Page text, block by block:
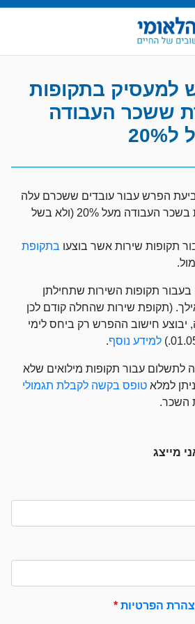
למעסיק בתקופות
ששכר העבודה
הפרש עבור עובדים ששכרם עלה
כתוצאה מעליה מוצדקת בשכר העבודה מעל 20% (ולא בשל
תקופות שירות אשר בוצעו בתקופת
בעבור תקופות השירות שתחילתן
01.05.2025 ואילך. (תקופת שירות שהחלה קודם לכן
יבוצע חישוב ההפרש רק ביחס לימי
למידע נוסף.
לתשלום עבור תקופות מילואים שלא
למלא טופס בקשה לקבלת תגמולי
השכר.
מייצג
הפרטיות